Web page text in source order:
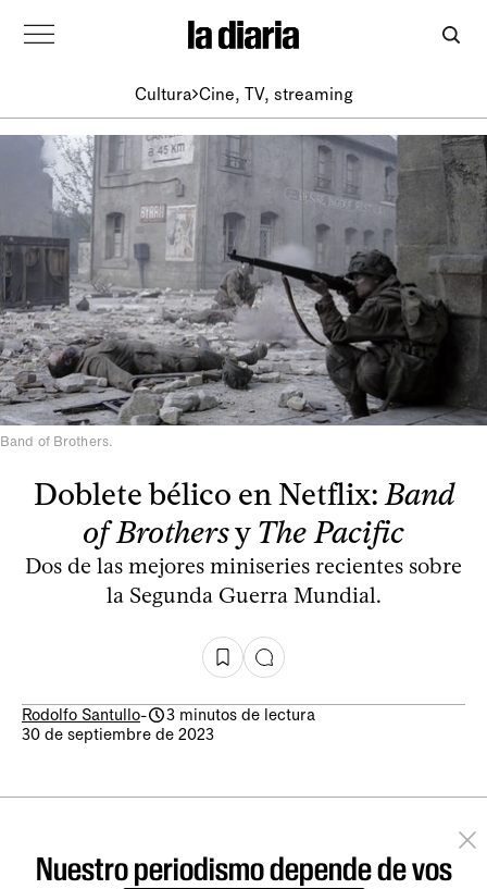
Cultura Cine, TV, streaming
Band of Brothers.
Doblete bélico en Netflix: Band
of Brothersy The Pacific
Dos de las mejores miniseries recientes sobre
la Segunda Guerra Mundial.
Rodolfo Santullo-
3 minutos de lectura
30 de septiembre de 2023
Nuestro periodismo depende de vos